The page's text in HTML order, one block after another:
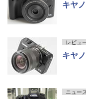
キヤ
レビュ
キヤ
ニュース